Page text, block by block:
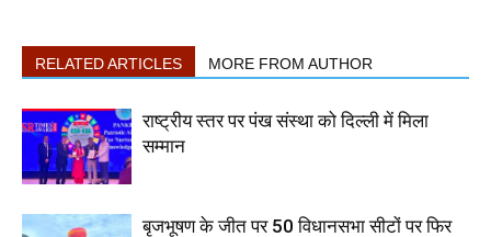
RELATED ARTICLES MORE FROM AUTHOR
राष्ट्रीय स्तर पर पंख संस्था को दिल्ली में मिला
सम्मान
बृजभूषण के जीत पर 50 विधानसभा सीटों पर फिर